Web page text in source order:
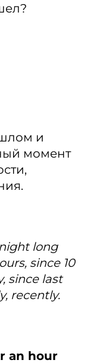
и
момент
long
since 10
since last
recently.
an hour